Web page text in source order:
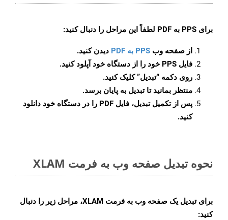
برای PPS به PDF لطفاً این مراحل را دنبال کنید:
از صفحه وب PPS به PDF
دیدن کنید.
فایل PPS خود را از دستگاه خود آپلود کنید.
روی دکمه “تبدیل”کلیک کنید.
منتظر بمانید تا تبدیل به پایان برسد.
پس از تکمیل تبدیل، فایل PDF را در دستگاه خود دانلود
کنید.
نحوه تبدیل صفحه وب به فرمت XLAM
برای تبدیل یک صفحه وب به فرمت XLAM، مراحل زیر را دنبال
کنید: